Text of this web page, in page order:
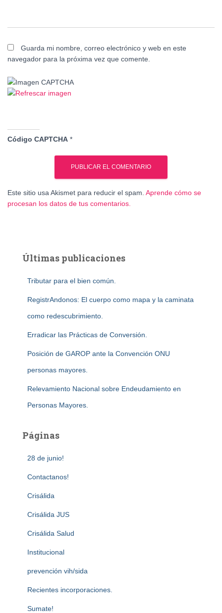
Guarda mi nombre, correo electrónico y web en este
navegador para la próxima vez que comente.
Código CAPTCHA *
Este sitio usa Akismet para reducir el spam. Aprende cómo se
procesan los datos de tus comentarios.
Últimas publicaciones
Tributar para el bien común.
RegistrAndonos: El cuerpo como mapa y la caminata
como redescubrimiento.
Erradicar las Prácticas de Conversión.
Posición de GAROP ante la Convención ONU
personas mayores.
Relevamiento Nacional sobre Endeudamiento en
Personas Mayores.
Páginas
28 de junio!
Contactanos!
Crisálida
Crisálida JUS
Crisálida Salud
Institucional
prevención vih/sida
Recientes incorporaciones.
Sumate!